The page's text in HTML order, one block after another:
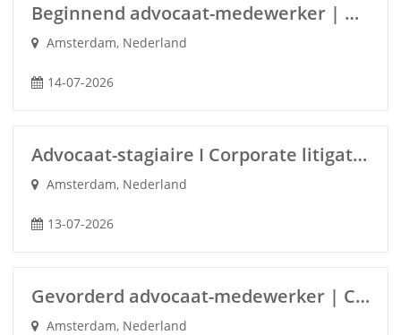
Beginnend advocaat-medewerker | Arbeids- en medezeggenschapsrecht (m/v/x)
Amsterdam, Nederland
14-07-2026
Advocaat-stagiaire I Corporate litigation (m/v/x)
Amsterdam, Nederland
13-07-2026
Gevorderd advocaat-medewerker | Corporate/M&A (m/v/x)
Amsterdam, Nederland